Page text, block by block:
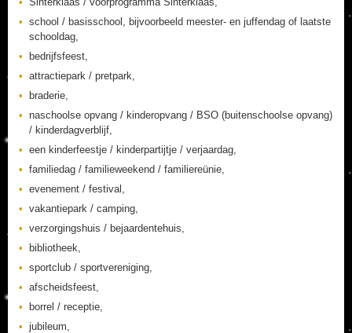
school / basisschool, bijvoorbeeld meester- en juffendag of laatste
schooldag,
bedrijfsfeest,
attractiepark / pretpark,
braderie,
naschoolse opvang / kinderopvang / BSO (buitenschoolse opvang)
/ kinderdagverblijf,
een kinderfeestje / kinderpartijtje / verjaardag,
familiedag / familieweekend / familiereünie,
evenement / festival,
vakantiepark / camping,
verzorgingshuis / bejaardentehuis,
bibliotheek,
sportclub / sportvereniging,
afscheidsfeest,
borrel / receptie,
jubileum,